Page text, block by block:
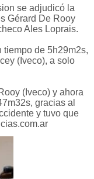
se adjudicó la
Gérard De Rooy
Ales Loprais.
tiempo de 5h29m2s,
(Iveco), a solo
(Iveco) y ahora
gracias al
y tuvo que